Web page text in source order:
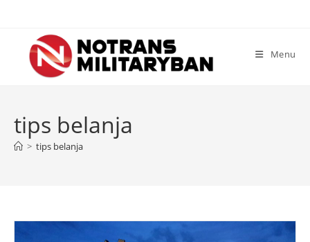
content
Menu
tips belanja
> tips belanja